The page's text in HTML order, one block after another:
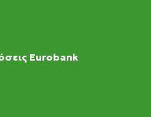
Eurobank